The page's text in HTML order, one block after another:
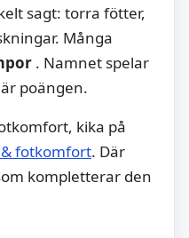
sagt: torra fötter,
Många
. Namnet spelar
poängen.
kika på
fotkomfort. Där
kompletterar den